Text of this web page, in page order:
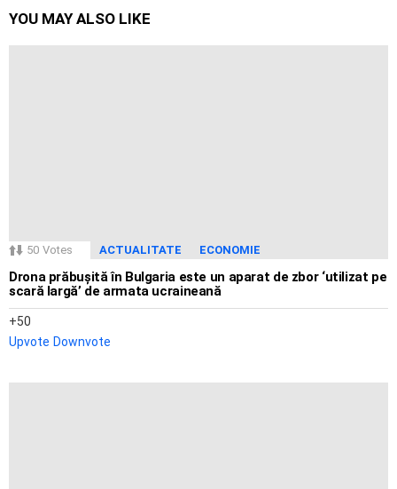
YOU MAY ALSO LIKE
50 Votes ACTUALITATE ECONOMIE
Drona prăbușită în Bulgaria este un aparat de zbor ‘utilizat pe
scară largă’ de armata ucraineană
50
Upvote Downvote